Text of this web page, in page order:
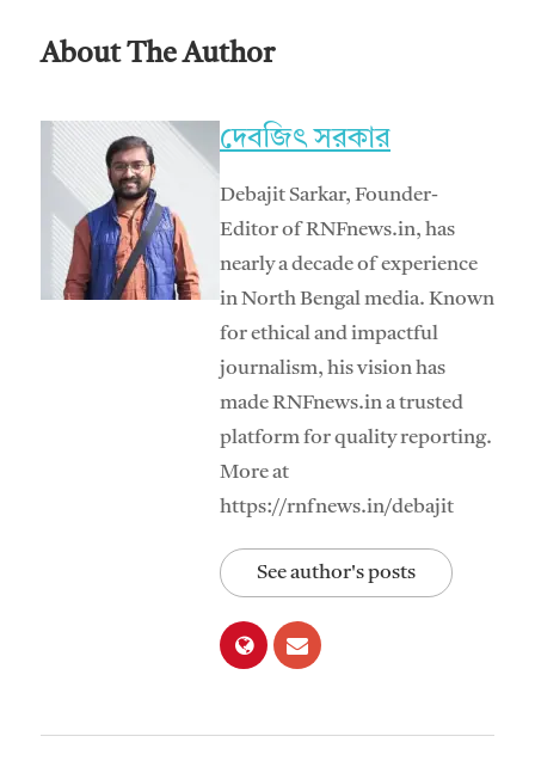
About The Author
দেবজিৎ সরকার
Debajit Sarkar, Founder-
Editor of RNFnews.in, has
nearly a decade of experience
in North Bengal media. Known
for ethical and impactful
journalism, his vision has
made RNFnews.in a trusted
platform for quality reporting.
More at
https://rnfnews.in/debajit
See author's posts